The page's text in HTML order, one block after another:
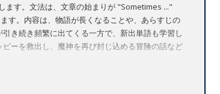
ます。文法は、文章の始まりが "Sometimes ..."
。内容は、物語が長くなることや、あらすじの
き続き頻繁に出てくる一方で、新出単語も学習し
ーを救出し、魔神を再び封じ込める冒険の話など